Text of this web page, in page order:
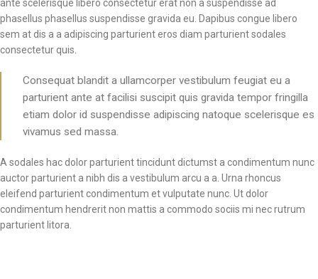
ante scelerisque libero consectetur erat non a suspendisse ad
phasellus phasellus suspendisse gravida eu. Dapibus congue libero
sem at dis a a adipiscing parturient eros diam parturient sodales
consectetur quis.
Consequat blandit a ullamcorper vestibulum feugiat eu a
parturient ante at facilisi suscipit quis gravida tempor fringilla
etiam dolor id suspendisse adipiscing natoque scelerisque es
vivamus sed massa.
A sodales hac dolor parturient tincidunt dictumst a condimentum nunc
auctor parturient a nibh dis a vestibulum arcu a a. Urna rhoncus
eleifend parturient condimentum et vulputate nunc. Ut dolor
condimentum hendrerit non mattis a commodo sociis mi nec rutrum
parturient litora.